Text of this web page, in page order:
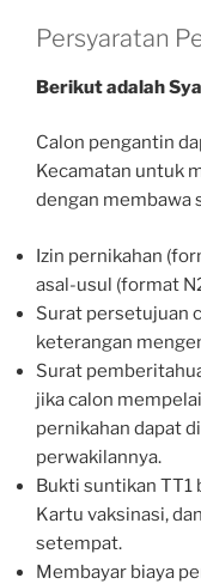
Persyaratan
Berikut adalah
Calon pengantin
Kecamatan untuk
dengan membawa
Izin pernikahan
asal-usul (format
Surat persetujuan
keterangan
Surat
jika calon
pernikahan dapat
perwakilannya.
Bukti suntikan TT1
Kartu vaksinasi,
setempat.
Membayar biaya